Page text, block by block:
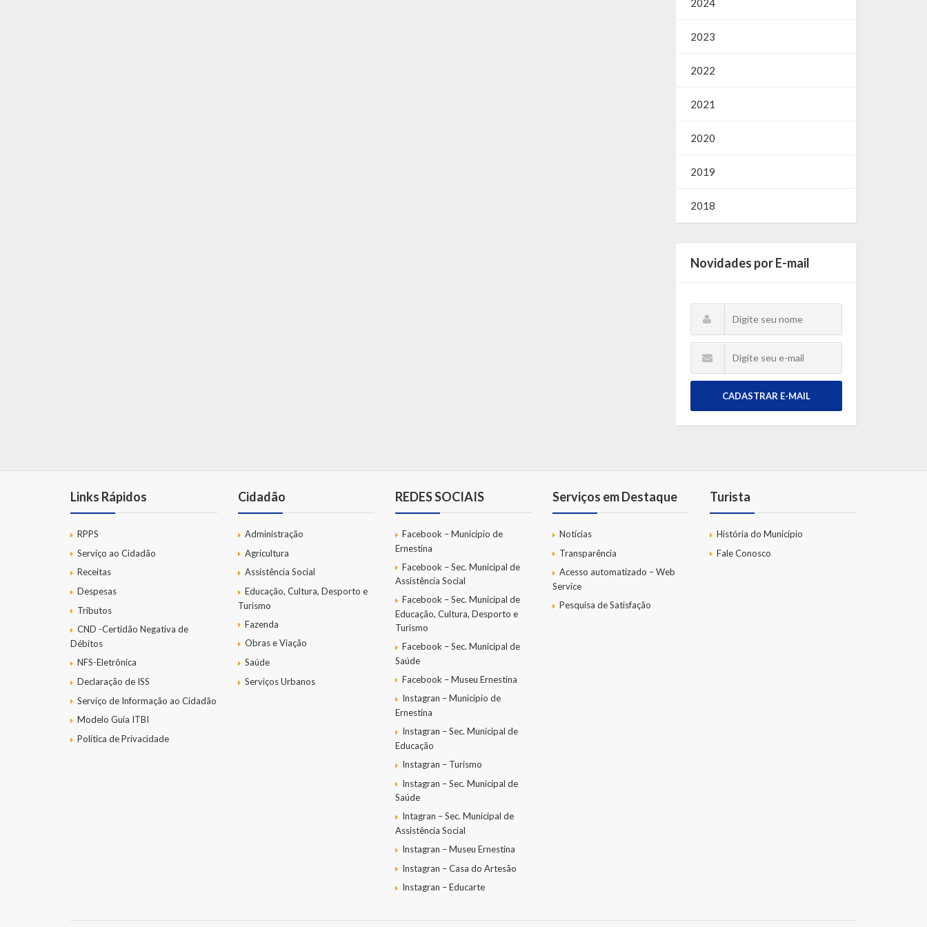
2024
2023
2022
2021
2020
2019
2018
Novidades por E-mail
CADASTRAR E-MAIL
Links Rápidos
RPPS
Serviço ao Cidadão
Receitas
Despesas
Tributos
CND -Certidão Negativa de
Débitos
NFS-Eletrônica
Declaração de ISS
Serviço de Informação ao Cidadão
Modelo Guia ITBI
Política de Privacidade
Cidadão
Administração
Agricultura
Assistência Social
Educação, Cultura, Desporto e
Turismo
Fazenda
Obras e Viação
Saúde
Serviços Urbanos
REDES SOCIAIS
Facebook – Município de
Ernestina
Facebook – Sec. Municipal de
Assistência Social
Facebook – Sec. Municipal de
Educação, Cultura, Desporto e
Turismo
Facebook – Sec. Municipal de
Saúde
Facebook – Museu Ernestina
Instagran – Município de
Ernestina
Instagran – Sec. Municipal de
Educação
Instagran – Turismo
Instagran – Sec. Municipal de
Saúde
Intagran – Sec. Municipal de
Assistência Social
Instagran – Museu Ernestina
Instagran – Casa do Artesão
Instagran – Educarte
Serviços em Destaque
Notícias
Transparência
Acesso automatizado – Web
Service
Pesquisa de Satisfação
Turista
História do Município
Fale Conosco